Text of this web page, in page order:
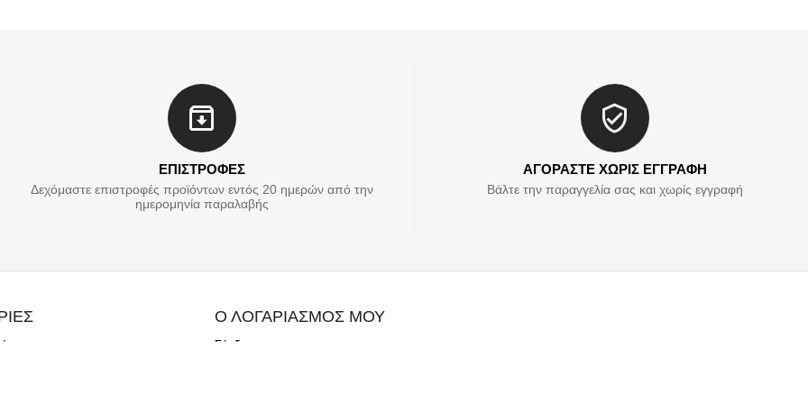
ΕΠΙΣΤΡΟΦΕΣ
Δεχόμαστε επιστροφές προϊόντων εντός 20 ημερών από την
ημερομηνία παραλαβής
ΑΓΟΡΑΣΤΕ ΧΩΡΙΣ ΕΓΓΡΑΦΗ
Βάλτε την παραγγελία σας και χωρίς εγγραφή
Ο ΛΟΓΑΡΙΑΣΜΟΣ ΜΟΥ
Σύνδεση